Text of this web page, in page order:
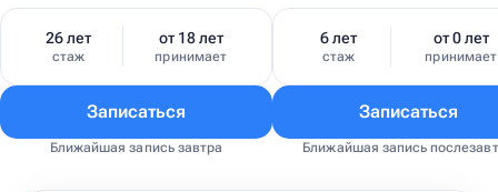
26 лет
стаж
от 18 лет
принимает
Записаться
Ближайшая запись завтра
6 лет
стаж
от 0 лет
принимает
Записаться
Ближайшая запись